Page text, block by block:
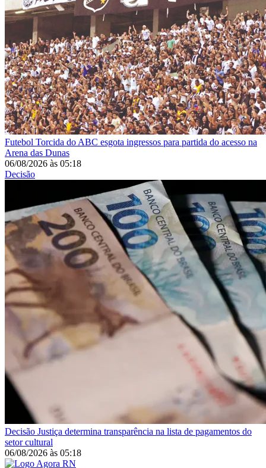
Futebol Torcida do ABC esgota ingressos para partida do acesso na
Arena das Dunas
06/08/2026 às 05:18
Decisão
Decisão Justiça determina transparência na lista de pagamentos do
setor cultural
06/08/2026 às 05:18